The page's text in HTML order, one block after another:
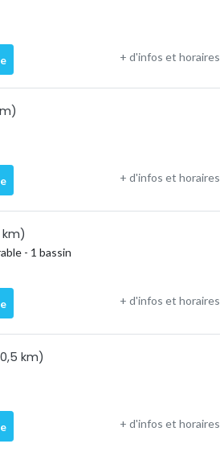
+ d'infos et horaires
+ d'infos et horaires
km)
- 1 bassin
+ d'infos et horaires
km)
+ d'infos et horaires